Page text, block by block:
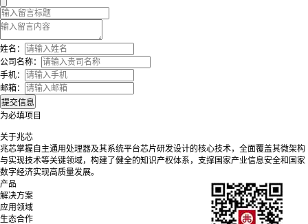
姓名：
公司名称：
手机：
邮箱：
为必填项目
关于兆芯
兆芯掌握自主通用处理器及其系统平台芯片研发设计的核心技术，全面覆盖其微架构
与实现技术等关键领域，构建了健全的知识产权体系，支撑国家产业信息安全和国家
数字经济实现高质量发展。
产品
解决方案
应用领域
生态合作